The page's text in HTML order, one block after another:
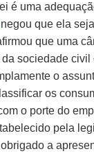
é uma
negou que ela
que uma
sociedade civil
o
os
o porte do
pela
a